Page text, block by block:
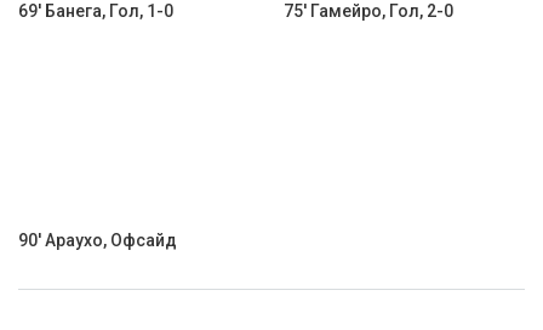
69' Банега, Гол, 1-0 75' Гамейро, Гол, 2-0
90' Араухо, Офсайд